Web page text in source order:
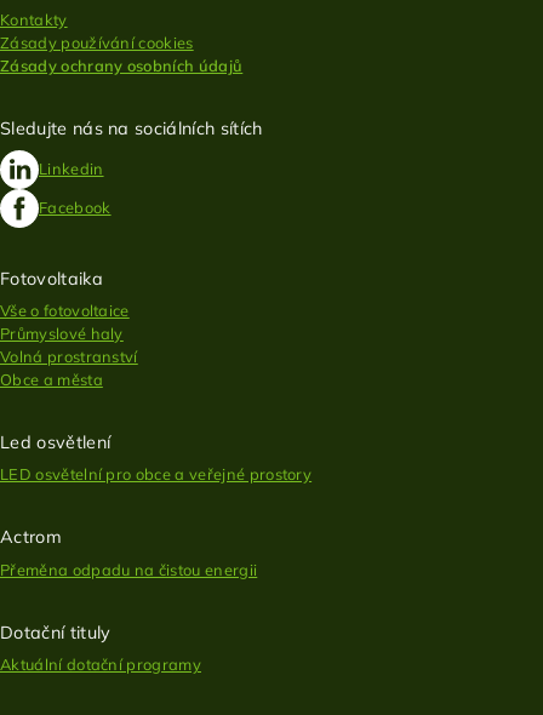
Kontakty
Zásady používání cookies
Zásady ochrany osobních údajů
Fotovoltaika
Vše o fotovoltaice
Průmyslové haly
Volná prostranství
Obce a města
Led osvětlení
LED osvětelní pro obce a veřejné prostory
Actrom
Přeměna odpadu na čistou energii
Dotační tituly
Aktuální dotační programy
Sledujte nás na sociálních sítích
Linkedin
Facebook